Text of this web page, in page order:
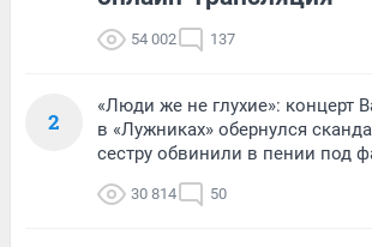
54 002 137
2
«Люди же не глухие»: концерт
в «Лужниках» обернулся
сестру обвинили в пении под
30 814 50